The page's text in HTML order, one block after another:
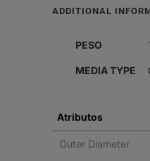
ADDITIONAL
PESO
MEDIA TYPE
Atributos
Outer Diameter